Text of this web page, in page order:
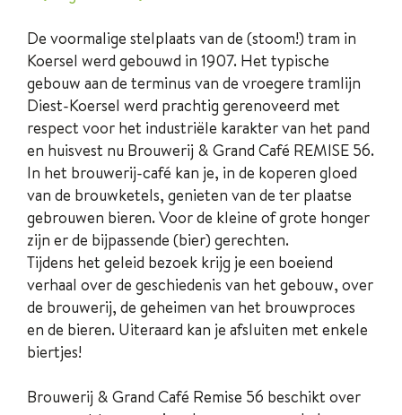
De voormalige stelplaats van de (stoom!) tram in
Koersel werd gebouwd in 1907. Het typische
gebouw aan de terminus van de vroegere tramlijn
Diest-Koersel werd prachtig gerenoveerd met
respect voor het industriële karakter van het pand
en huisvest nu Brouwerij & Grand Café REMISE 56.
In het brouwerij-café kan je, in de koperen gloed
van de brouwketels, genieten van de ter plaatse
gebrouwen bieren. Voor de kleine of grote honger
zijn er de bijpassende (bier) gerechten.
Tijdens het geleid bezoek krijg je een boeiend
verhaal over de geschiedenis van het gebouw, over
de brouwerij, de geheimen van het brouwproces
en de bieren. Uiteraard kan je afsluiten met enkele
biertjes!
Brouwerij & Grand Café Remise 56 beschikt over